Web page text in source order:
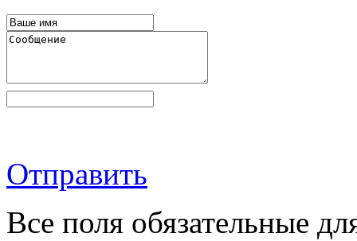
Отправить
Все поля обязательные